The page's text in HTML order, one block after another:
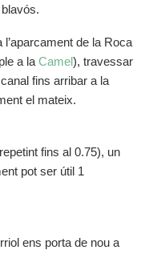
de la Roca
a la Camel), travessar
fins arribar a la
el mateix.
fins al 0.75), un
pot ser útil 1
ens porta de nou a